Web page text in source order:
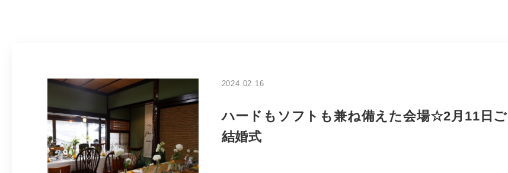
2024.02.16
ハードもソフトも兼ね備えた会場☆2月11日ご
結婚式